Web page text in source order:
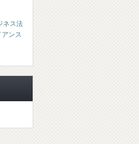
ネス法
ンス